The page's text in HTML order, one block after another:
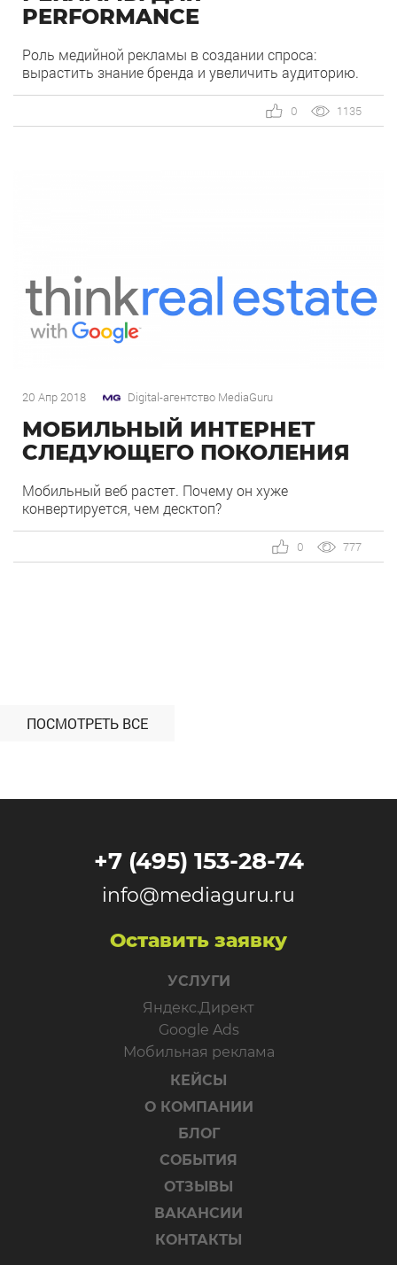
PERFORMANCE
Роль медийной рекламы в создании спроса:
вырастить знание бренда и увеличить аудиторию.
1135
0
20 Апр 2018 Digital-агентство MediaGuru
МОБИЛЬНЫЙ ИНТЕРНЕТ
СЛЕДУЮЩЕГО ПОКОЛЕНИЯ
Мобильный веб растет. Почему он хуже
конвертируется, чем десктоп?
777
0
ПОСМОТРЕТЬ ВСЕ
+7 (495) 153-28-74
info@mediaguru.ru
Оставить заявку
УСЛУГИ
Яндекс.Директ
Google Ads
Мобильная реклама
КЕЙСЫ
О КОМПАНИИ
БЛОГ
СОБЫТИЯ
ОТЗЫВЫ
ВАКАНСИИ
КОНТАКТЫ